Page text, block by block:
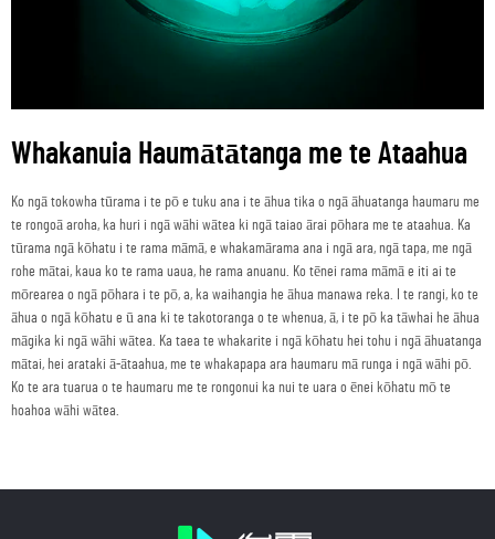
Whakanuia Haumātātanga me te Ataahua
Ko ngā tokowha tūrama i te pō e tuku ana i te āhua tika o ngā āhuatanga haumaru me
te rongoā aroha, ka huri i ngā wāhi wātea ki ngā taiao ārai pōhara me te ataahua. Ka
tūrama ngā kōhatu i te rama māmā, e whakamārama ana i ngā ara, ngā tapa, me ngā
rohe mātai, kaua ko te rama uaua, he rama anuanu. Ko tēnei rama māmā e iti ai te
mōrearea o ngā pōhara i te pō, a, ka waihangia he āhua manawa reka. I te rangi, ko te
āhua o ngā kōhatu e ū ana ki te takotoranga o te whenua, ā, i te pō ka tāwhai he āhua
māgika ki ngā wāhi wātea. Ka taea te whakarite i ngā kōhatu hei tohu i ngā āhuatanga
mātai, hei arataki ā-ātaahua, me te whakapapa ara haumaru mā runga i ngā wāhi pō.
Ko te ara tuarua o te haumaru me te rongonui ka nui te uara o ēnei kōhatu mō te
hoahoa wāhi wātea.